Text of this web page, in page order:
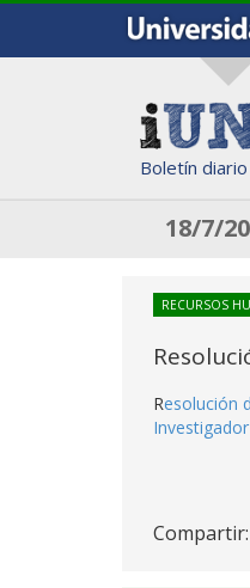
Boletín
18/7/
RECURSOS
Resolución
Compartir: